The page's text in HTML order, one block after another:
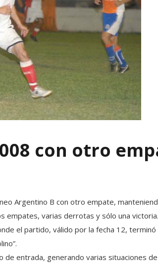
con otro
Argentino B con otro empate,
empates, varias derrotas y sólo una victoria.
el partido, válido por la fecha 12,
de entrada, generando varias situaciones